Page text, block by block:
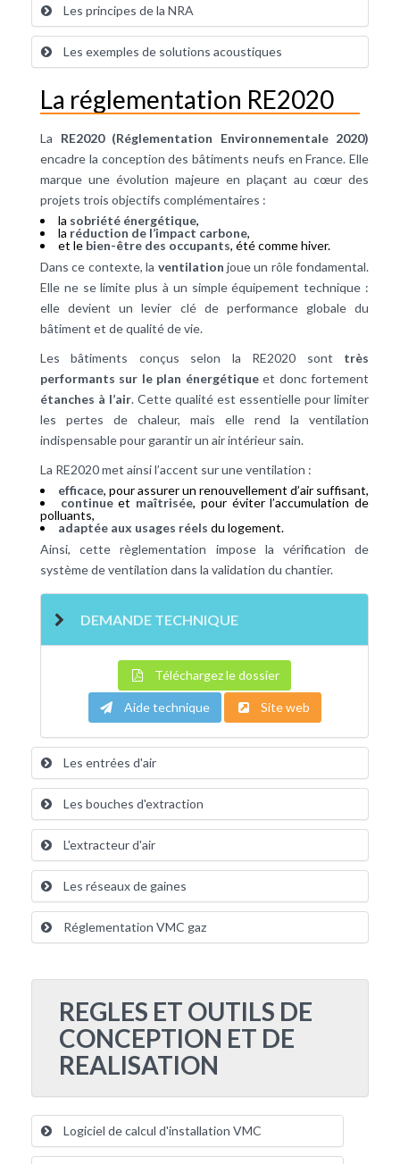
Les principes de la NRA
Les exemples de solutions acoustiques
La réglementation RE2020
La RE2020 (Réglementation Environnementale 2020)
encadre la conception des bâtiments neufs en France. Elle
marque une évolution majeure en plaçant au cœur des
projets trois objectifs complémentaires :
la sobriété énergétique,
la réduction de l’impact carbone,
et le bien-être des occupants, été comme hiver.
Dans ce contexte, la ventilation joue un rôle fondamental.
Elle ne se limite plus à un simple équipement technique :
elle devient un levier clé de performance globale du
bâtiment et de qualité de vie.
Les bâtiments conçus selon la RE2020 sont très
performants sur le plan énergétiqueet donc fortement
étanches à l’air. Cette qualité est essentielle pour limiter
les pertes de chaleur, mais elle rend la ventilation
indispensable pour garantir un air intérieur sain.
La RE2020 met ainsi l’accent sur une ventilation :
efficace, pour assurer un renouvellement d’air suffisant,
continueet maîtrisée, pour éviter l’accumulation de
polluants,
adaptée aux usages réels du logement.
Ainsi, cette règlementation impose la vérification de
système de ventilation dans la validation du chantier.
DEMANDE TECHNIQUE
Téléchargez le dossier
Aide technique Site web
Les entrées d'air
Les bouches d'extraction
L'extracteur d'air
Les réseaux de gaines
Réglementation VMC gaz
REGLES ET OUTILS DE
CONCEPTION ET DE
REALISATION
Logiciel de calcul d'installation VMC